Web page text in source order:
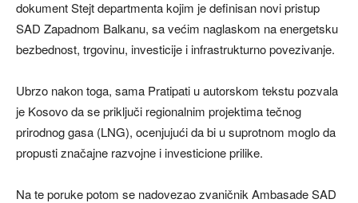
dokument Stejt departmenta kojim je definisan novi pristup
SAD Zapadnom Balkanu, sa većim naglaskom na energetsku
bezbednost, trgovinu, investicije i infrastrukturno povezivanje.
Ubrzo nakon toga, sama Pratipati u autorskom tekstu pozvala
je Kosovo da se priključi regionalnim projektima tečnog
prirodnog gasa (LNG), ocenjujući da bi u suprotnom moglo da
propusti značajne razvojne i investicione prilike.
Na te poruke potom se nadovezao zvaničnik Ambasade SAD